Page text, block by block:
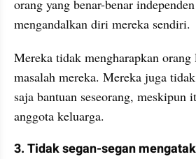
orang yang benar-benar
mengandalkan diri mereka sendiri.
Mereka tidak mengharapkan orang
masalah mereka. Mereka juga
saja bantuan seseorang, meskipun
anggota keluarga.
3. Tidak segan-segan